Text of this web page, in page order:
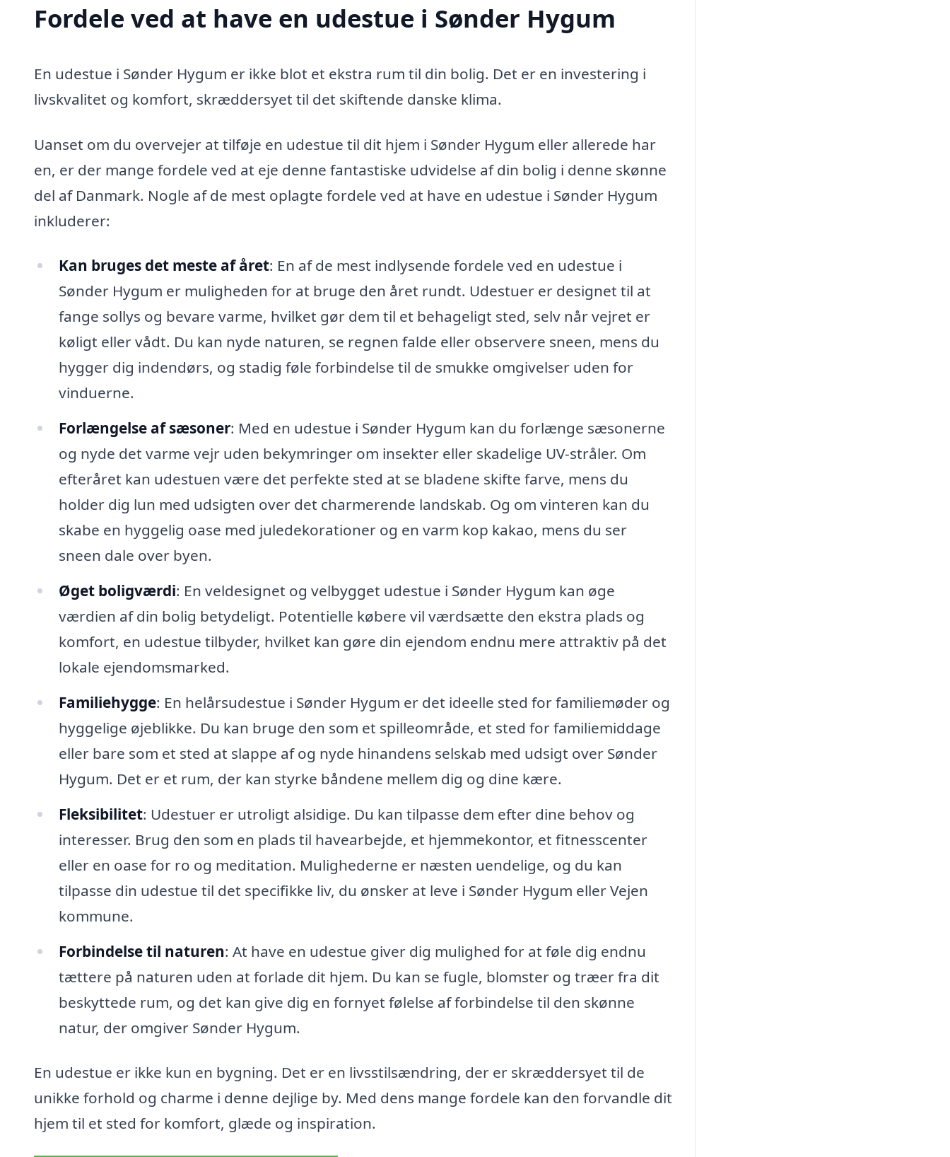
Fordele ved at have en udestue i Sønder Hygum
En udestue i Sønder Hygum er ikke blot et ekstra rum til din bolig. Det er en investering i
livskvalitet og komfort, skræddersyet til det skiftende danske klima.
Uanset om du overvejer at tilføje en udestue til dit hjem i Sønder Hygum eller allerede har
en, er der mange fordele ved at eje denne fantastiske udvidelse af din bolig i denne skønne
del af Danmark. Nogle af de mest oplagte fordele ved at have en udestue i Sønder Hygum
inkluderer:
Kan bruges det meste af året: En af de mest indlysende fordele ved en udestue i
Sønder Hygum er muligheden for at bruge den året rundt. Udestuer er designet til at
fange sollys og bevare varme, hvilket gør dem til et behageligt sted, selv når vejret er
køligt eller vådt. Du kan nyde naturen, se regnen falde eller observere sneen, mens du
hygger dig indendørs, og stadig føle forbindelse til de smukke omgivelser uden for
vinduerne.
Forlængelse af sæsoner: Med en udestue i Sønder Hygum kan du forlænge sæsonerne
og nyde det varme vejr uden bekymringer om insekter eller skadelige UV-stråler. Om
efteråret kan udestuen være det perfekte sted at se bladene skifte farve, mens du
holder dig lun med udsigten over det charmerende landskab. Og om vinteren kan du
skabe en hyggelig oase med juledekorationer og en varm kop kakao, mens du ser
sneen dale over byen.
Øget boligværdi: En veldesignet og velbygget udestue i Sønder Hygum kan øge
værdien af din bolig betydeligt. Potentielle købere vil værdsætte den ekstra plads og
komfort, en udestue tilbyder, hvilket kan gøre din ejendom endnu mere attraktiv på det
lokale ejendomsmarked.
Familiehygge: En helårsudestue i Sønder Hygum er det ideelle sted for familiemøder og
hyggelige øjeblikke. Du kan bruge den som et spilleområde, et sted for familiemiddage
eller bare som et sted at slappe af og nyde hinandens selskab med udsigt over Sønder
Hygum. Det er et rum, der kan styrke båndene mellem dig og dine kære.
Fleksibilitet: Udestuer er utroligt alsidige. Du kan tilpasse dem efter dine behov og
interesser. Brug den som en plads til havearbejde, et hjemmekontor, et fitnesscenter
eller en oase for ro og meditation. Mulighederne er næsten uendelige, og du kan
tilpasse din udestue til det specifikke liv, du ønsker at leve i Sønder Hygum eller Vejen
kommune.
Forbindelse til naturen: At have en udestue giver dig mulighed for at føle dig endnu
tættere på naturen uden at forlade dit hjem. Du kan se fugle, blomster og træer fra dit
beskyttede rum, og det kan give dig en fornyet følelse af forbindelse til den skønne
natur, der omgiver Sønder Hygum.
En udestue er ikke kun en bygning. Det er en livsstilsændring, der er skræddersyet til de
unikke forhold og charme i denne dejlige by. Med dens mange fordele kan den forvandle dit
hjem til et sted for komfort, glæde og inspiration.